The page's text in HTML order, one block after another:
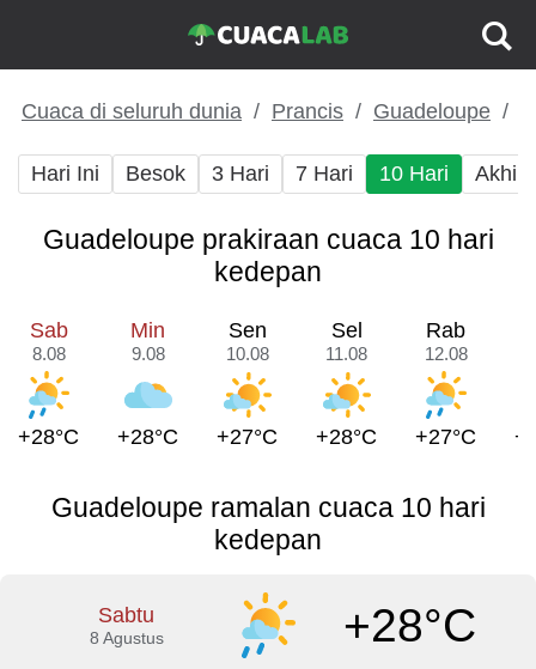
Cuaca di seluruh dunia Prancis Guadeloupe
Hari Ini Besok 3 Hari 7 Hari 10 Hari Akhir
Guadeloupe prakiraan cuaca 10 hari
kedepan
Sab
8.08
+28°C
Min
9.08
+28°C
Sen
10.08
+27°C
Sel
11.08
+28°C
Rab
12.08
+27°C
Guadeloupe ramalan cuaca 10 hari
kedepan
Sabtu
8 Agustus +28°C